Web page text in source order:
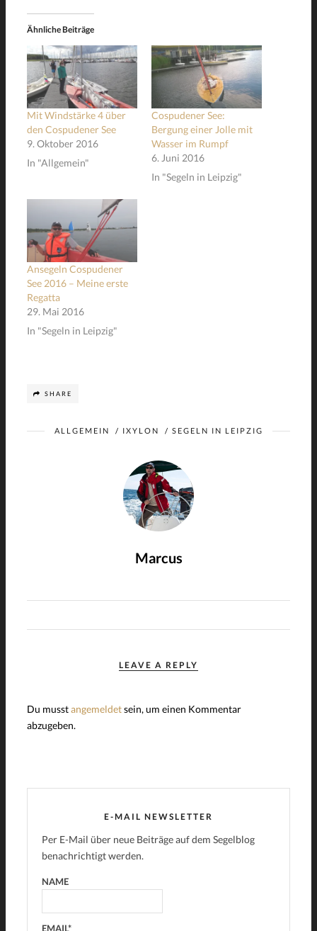
Ähnliche Beiträge
Mit Windstärke 4 über
den Cospudener See
9. Oktober 2016
In "Allgemein"
Cospudener See:
Bergung einer Jolle mit
Wasser im Rumpf
6. Juni 2016
In "Segeln in Leipzig"
Ansegeln Cospudener
See 2016 – Meine erste
Regatta
29. Mai 2016
In "Segeln in Leipzig"
SHARE
ALLGEMEIN / IXYLON / SEGELN IN LEIPZIG
Marcus
LEAVE A REPLY
Du musstangemeldetsein, um einen Kommentar
abzugeben.
E-MAIL NEWSLETTER
Per E-Mail über neue Beiträge auf dem Segelblog
benachrichtigt werden.
NAME
EMAIL*